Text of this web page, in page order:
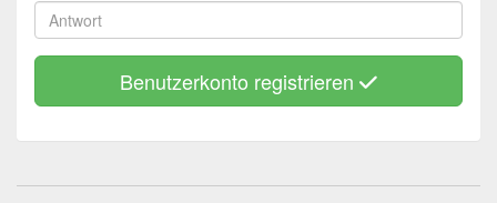
Benutzerkonto registrieren